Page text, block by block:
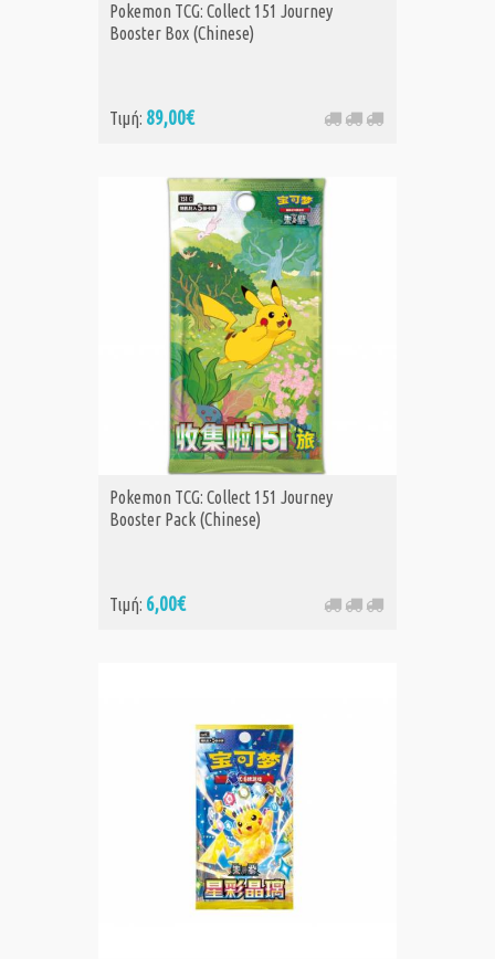
Pokemon TCG: Collect 151 Journey
Booster Box (Chinese)
Τιμή: 89,00€
Pokemon TCG: Collect 151 Journey
Booster Pack (Chinese)
Τιμή: 6,00€